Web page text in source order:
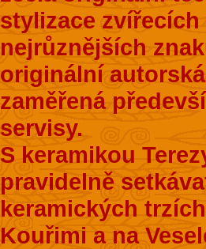
stylizace
nejrůznějších
originální
zaměřená
servisy.
S keramikou
pravidelně
keramických
Kouřimi a na